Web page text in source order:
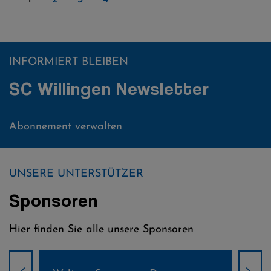
INFORMIERT BLEIBEN
SC Willingen Newsletter
Abonnement verwalten
UNSERE UNTERSTÜTZER
Sponsoren
Hier finden Sie alle unsere Sponsoren